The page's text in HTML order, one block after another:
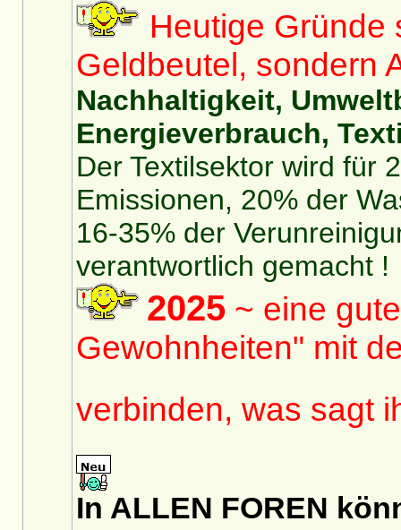
Heutige Gründe
Geldbeutel, sondern
Nachhaltigkeit,
Energieverbrauch,
Der Textilsektor wird für
Emissionen, 20% der
16-35% der
verantwortlich gemacht !
2025 ~ eine
Gewohnheiten" mit
verbinden, was sagt
In ALLEN FOREN